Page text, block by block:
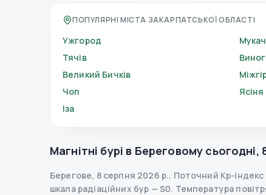
ПОПУЛЯРНІ МІСТА ЗАКАРПАТСЬКОЇ ОБЛАСТІ
Ужгород
Тячів
Великий Бичків
Чоп
Ясіня
Іза
Магнітні бурі в Береговому сьогодні,
Берегове, 8 серпня 2026 р.. Поточний Kp-індекс
шкала радіаційних бур — S0. Температура